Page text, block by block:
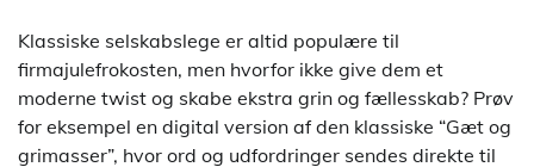
Klassiske selskabslege er altid populære til
firmajulefrokosten, men hvorfor ikke give dem et
moderne twist og skabe ekstra grin og fællesskab? Prøv
for eksempel en digital version af den klassiske “Gæt og
grimasser”, hvor ord og udfordringer sendes direkte til